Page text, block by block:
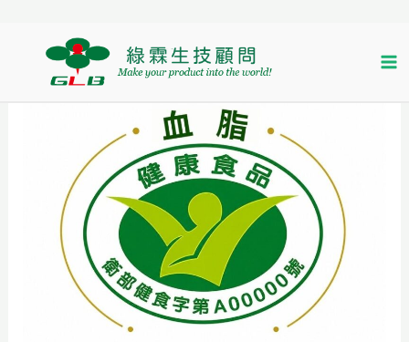
首頁
生技焦點
健康食品之調節血脂功能評估方法修正草案